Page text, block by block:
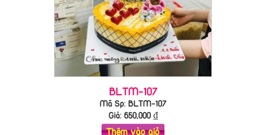
BLTM-107
Mã Sp: BLTM-107
Giá: 650,000₫
Thêm vào giỏ